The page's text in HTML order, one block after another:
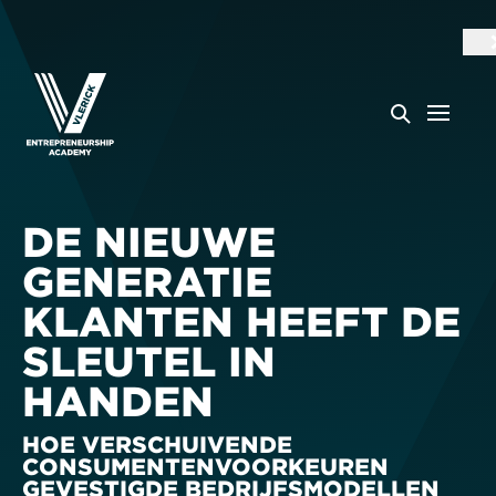
DE NIEUWE
GENERATIE
KLANTEN HEEFT DE
SLEUTEL IN
HANDEN
HOE VERSCHUIVENDE
CONSUMENTENVOORKEUREN
GEVESTIGDE BEDRIJFSMODELLEN